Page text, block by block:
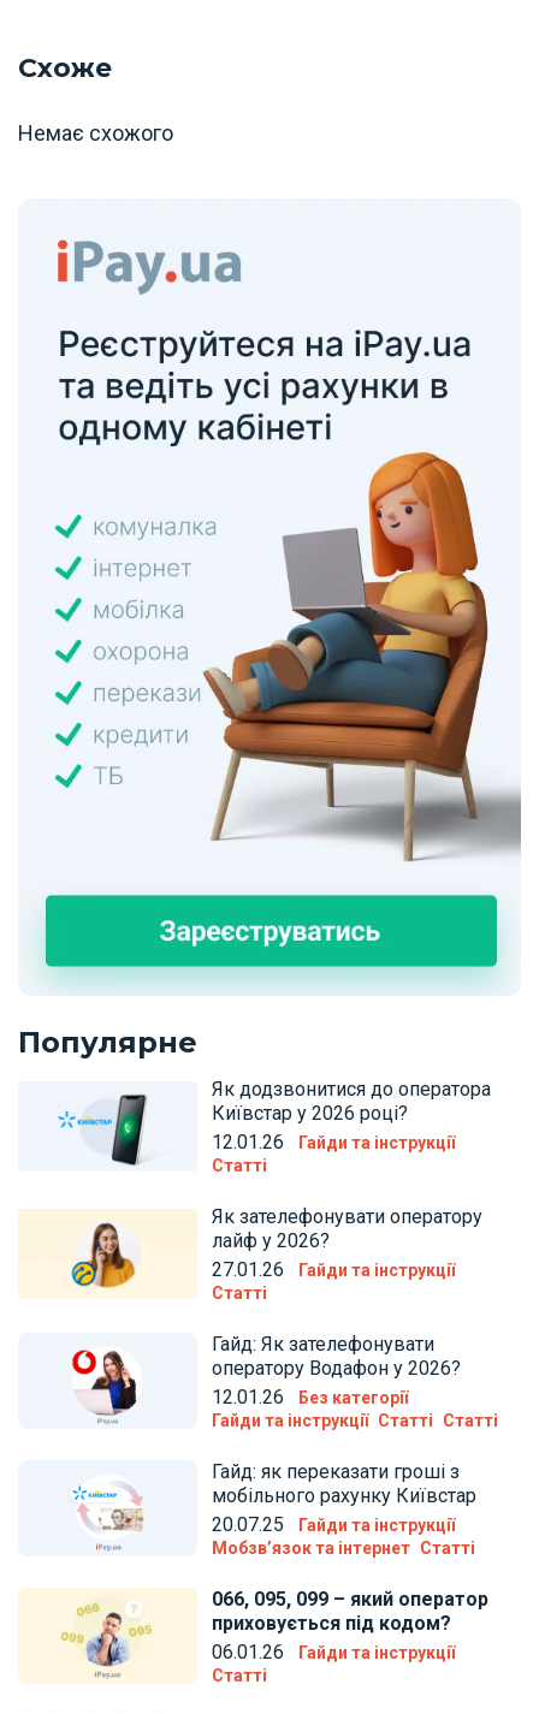
Схоже
Немає схожого
Популярне
Як додзвонитися до оператора
Київстар у 2026 році?
12.01.26
Гайди та інструкції
Статті
Як зателефонувати оператору
лайф у 2026?
27.01.26
Гайди та інструкції
Статті
Гайд: Як зателефонувати
оператору Водафон у 2026?
12.01.26
Без категорії
Гайди та інструкції Статті Статті
Гайд: як переказати гроші з
мобільного рахунку Київстар
20.07.25
Гайди та інструкції
Мобзв’язок та інтернет Статті
066, 095, 099 – який оператор
приховується під кодом?
06.01.26
Гайди та інструкції
Статті